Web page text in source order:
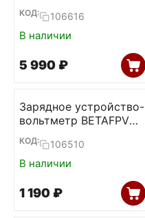
КОД: 106616
В наличии
5 990 ₽
Зарядное устройство-
вольтметр BETAFPV
BT2.0
КОД: 106510
В наличии
1 190 ₽